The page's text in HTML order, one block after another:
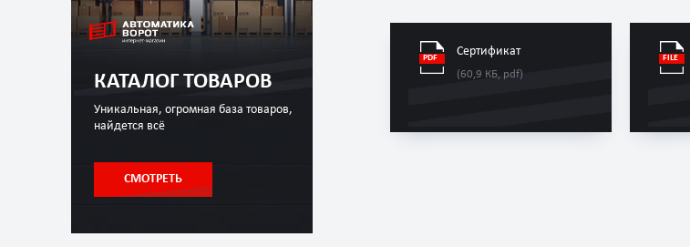
КАТАЛОГ ТОВАРОВ
Уникальная, огромная база товаров,
найдется всё
СМОТРЕТЬ
Сертификат
(60,9 КБ, pdf)